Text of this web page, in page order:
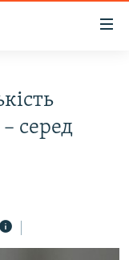
серед